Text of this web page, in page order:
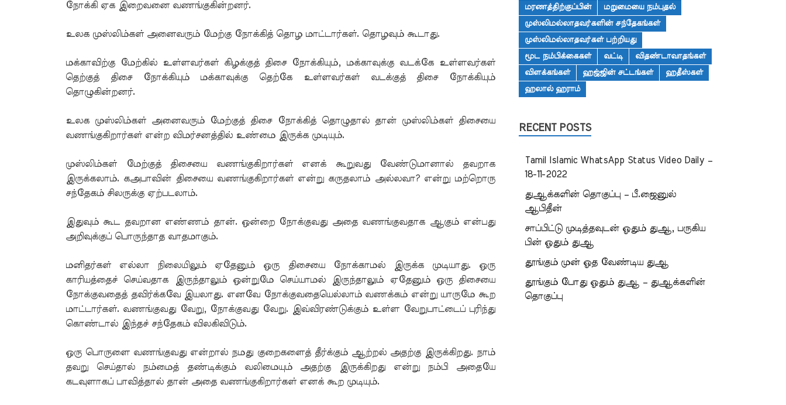
நோக்கி ஏக இறைவனை வணங்குகின்றனர்.
உலக முஸ்லிம்கள் அனைவரும் மேற்கு நோக்கித் தொழ மாட்டார்கள். தொழவும் கூடாது.
மக்காவிற்கு மேற்கில் உள்ளவர்கள் கிழக்குத் திசை நோக்கியும், மக்காவுக்கு வடக்கே உள்ளவர்கள்
தெற்குத் திசை நோக்கியும் மக்காவுக்கு தெற்கே உள்ளவர்கள் வடக்குத் திசை நோக்கியும்
தொழுகின்றனர்.
உலக முஸ்லிம்கள் அனைவரும் மேற்குத் திசை நோக்கித் தொழுதால் தான் முஸ்லிம்கள் திசையை
வணங்குகிறார்கள் என்ற விமர்சனத்தில் உண்மை இருக்க முடியும்.
முஸ்லிம்கள் மேற்குத் திசையை வணங்குகிறார்கள் எனக் கூறுவது வேண்டுமானால் தவறாக
இருக்கலாம். கஅபாவின் திசையை வணங்குகிறார்கள் என்று கருதலாம் அல்லவா? என்று மற்றொரு
சந்தேகம் சிலருக்கு ஏற்படலாம்.
இதுவும் கூட தவறான எண்ணம் தான். ஒன்றை நோக்குவது அதை வணங்குவதாக ஆகும் என்பது
அறிவுக்குப் பொருந்தாத வாதமாகும்.
மனிதர்கள் எல்லா நிலையிலும் ஏதேனும் ஒரு திசையை நோக்காமல் இருக்க முடியாது. ஒரு
காரியத்தைச் செய்வதாக இருந்தாலும் ஒன்றுமே செய்யாமல் இருந்தாலும் ஏதேனும் ஒரு திசையை
நோக்குவதைத் தவிர்க்கவே இயலாது. எனவே நோக்குவதையெல்லாம் வணக்கம் என்று யாருமே கூற
மாட்டார்கள். வணங்குவது வேறு, நோக்குவது வேறு. இவ்விரண்டுக்கும் உள்ள வேறுபாட்டைப் புரிந்து
கொண்டால் இந்தச் சந்தேகம் விலகிவிடும்.
ஒரு பொருளை வணங்குவது என்றால் நமது குறைகளைத் தீர்க்கும் ஆற்றல் அதற்கு இருக்கிறது. நாம்
தவறு செய்தால் நம்மைத் தண்டிக்கும் வலிமையும் அதற்கு இருக்கிறது என்று நம்பி அதையே
கடவுளாகப் பாவித்தால் தான் அதை வணங்குகிறார்கள் எனக் கூற முடியும்.
மரணத்திற்குப்பின்
மறுமையை நம்புதல்
முஸ்லிமல்லாதவர்களின் சந்தேகங்கள்
முஸ்லிமல்லாதவர்கள் பற்றியது
மூட நம்பிக்கைகள்
வட்டி
விதண்டாவாதங்கள்
விளக்கங்கள்
ஹஜ்ஜின் சட்டங்கள்
ஹதீஸ்கள்
ஹலால் ஹராம்
RECENT POSTS
Tamil Islamic WhatsApp Status Video Daily –
18-11-2022
துஆக்களின் தொகுப்பு – பீ.ஜைனுல்
ஆபிதீன்
சாப்பிட்டு முடித்தவுடன் ஓதும் துஆ, பருகிய
பின் ஓதும் துஆ
தூங்கும் முன் ஓத வேண்டிய துஆ
தூங்கும் போது ஓதும் துஆ – துஆக்களின்
தொகுப்பு